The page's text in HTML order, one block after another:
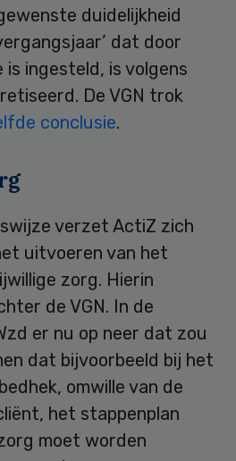
duidelijkheid
dat door
ingesteld, is volgens
De VGN trok
conclusie.
verzet ActiZ zich
uitvoeren van het
zorg. Hierin
de VGN. In de
er nu op neer dat zou
dat bijvoorbeeld bij het
omwille van de
het stappenplan
moet worden